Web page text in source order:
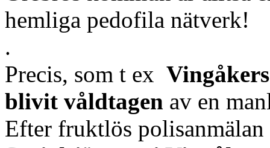
hemliga pedofila nätverk!
.
Precis, som t ex
blivit våldtagen av en
Efter fruktlös